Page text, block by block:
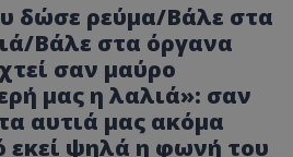
δώσε ρεύμα/Βάλε στα
Βάλε στα όργανα
σαν μαύρο
μας η λαλιά»: σαν
αυτιά μας ακόμα
εκεί ψηλά η φωνή του